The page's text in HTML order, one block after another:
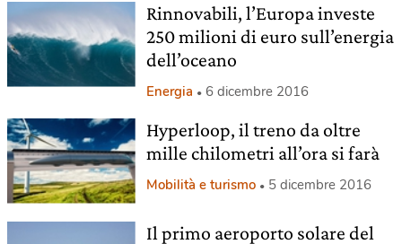
Rinnovabili, l’Europa investe
250 milioni di euro sull’energia
dell’oceano
Energia 6 dicembre 2016
Hyperloop, il treno da oltre
mille chilometri all’ora si farà
Mobilità e turismo 5 dicembre 2016
Il primo aeroporto solare del